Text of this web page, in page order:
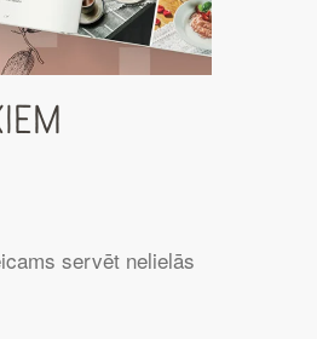
servēt nelielās